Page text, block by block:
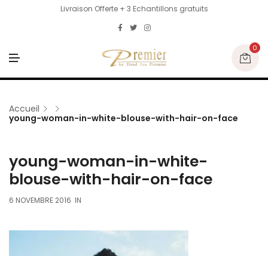
Livraison Offerte + 3 Echantillons gratuits
N
U
0
Accueil
young-woman-in-white-blouse-with-hair-on-face
young-woman-in-white-
blouse-with-hair-on-face
6 NOVEMBRE 2016 IN